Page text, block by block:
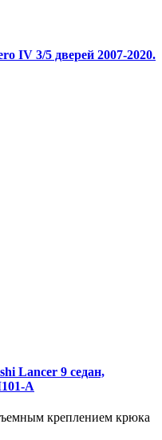
IV 3/5 дверей 2007-2020.
Lancer 9 седан,
A
креплением крюка